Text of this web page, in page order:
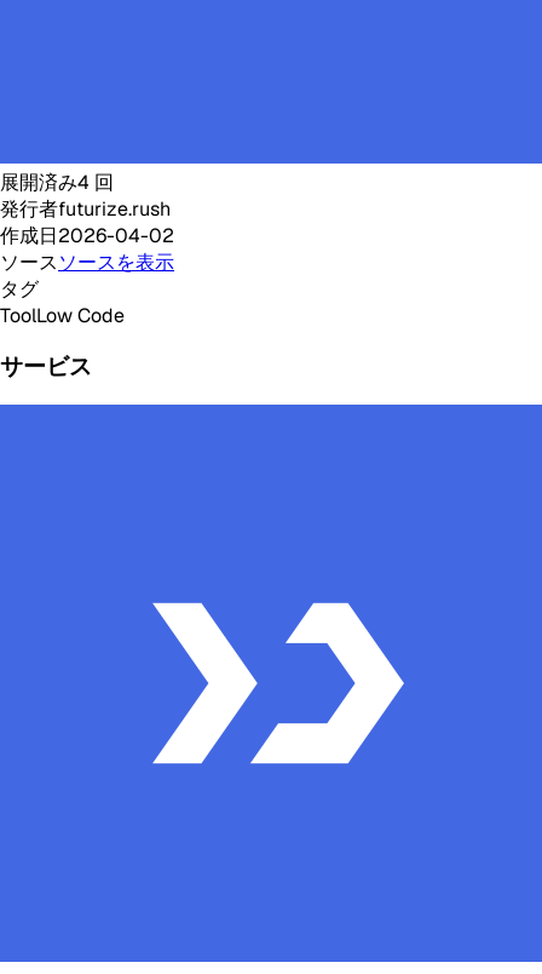
展開済み4 回
発行者futurize.rush
作成日2026-04-02
ソースソースを表示
タグ
ToolLow Code
サービス